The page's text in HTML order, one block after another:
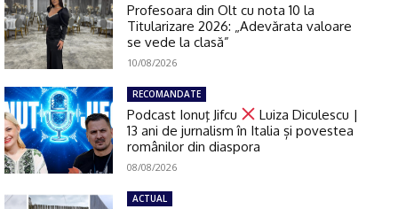
Profesoara din Olt cu nota 10 la
Titularizare 2026: „Adevărata valoare
se vede la clasă”
10/08/2026
RECOMANDATE
Podcast Ionuţ Jifcu
Luiza Diculescu |
13 ani de jurnalism în Italia și povestea
românilor din diaspora
08/08/2026
ACTUAL